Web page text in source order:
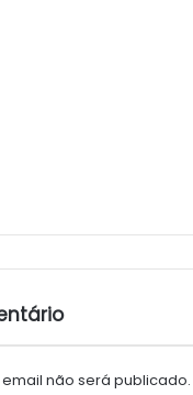
não será publicado.